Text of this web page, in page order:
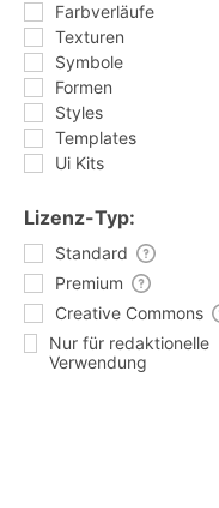
Farbverläufe
Texturen
Symbole
Formen
Styles
Templates
Ui Kits
Lizenz-Typ:
Standard
Premium
Creative Commons
Nur für redaktionelle
Verwendung